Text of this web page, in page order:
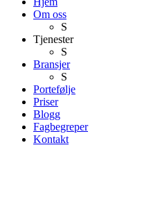
Om oss
S
Tjenester
S
Bransjer
S
Portefølje
Priser
Blogg
Fagbegreper
Kontakt